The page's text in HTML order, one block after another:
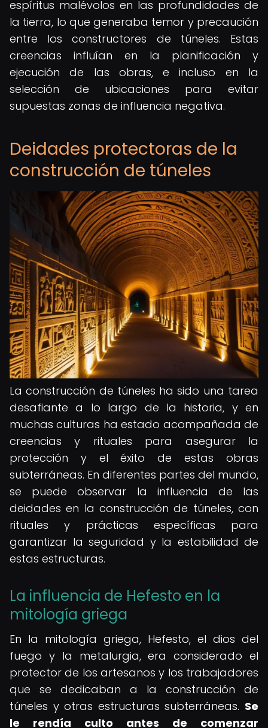
espíritus malévolos en las profundidades de
la tierra, lo que generaba temor y precaución
entre los constructores de túneles. Estas
creencias influían en la planificación y
ejecución de las obras, e incluso en la
selección de ubicaciones para evitar
supuestas zonas de influencia negativa.
Deidades protectoras de la
construcción de túneles
La construcción de túneles ha sido una tarea
desafiante a lo largo de la historia, y en
muchas culturas ha estado acompañada de
creencias y rituales para asegurar la
protección y el éxito de estas obras
subterráneas. En diferentes partes del mundo,
se puede observar la influencia de las
deidades en la construcción de túneles, con
rituales y prácticas específicas para
garantizar la seguridad y la estabilidad de
estas estructuras.
La influencia de Hefesto en la
mitología griega
En la mitología griega, Hefesto, el dios del
fuego y la metalurgia, era considerado el
protector de los artesanos y los trabajadores
que se dedicaban a la construcción de
túneles y otras estructuras subterráneas. Se
le rendía culto antes de comenzar